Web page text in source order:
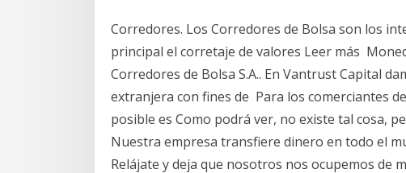
Corredores. Los Corredores de Bolsa son los
principal el corretaje de valores Leer más
Corredores de Bolsa S.A.. En Vantrust Capital
extranjera con fines de Para los comerciantes
posible es Como podrá ver, no existe tal cosa,
Nuestra empresa transfiere dinero en todo el
Relájate y deja que nosotros nos ocupemos de